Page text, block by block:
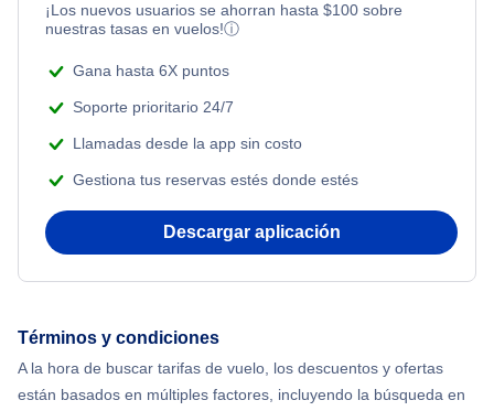
¡Los nuevos usuarios se ahorran hasta $100 sobre
nuestras tasas en vuelos!ⓘ
Gana hasta 6X puntos
Soporte prioritario 24/7
Llamadas desde la app sin costo
Gestiona tus reservas estés donde estés
Descargar aplicación
Términos y condiciones
A la hora de buscar tarifas de vuelo, los descuentos y ofertas
están basados en múltiples factores, incluyendo la búsqueda en